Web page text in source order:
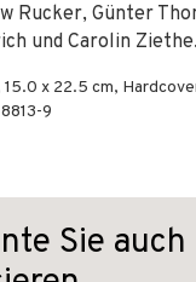
Rucker, Günter
und Carolin Ziethe.
x 22.5 cm,
9
Sie auch